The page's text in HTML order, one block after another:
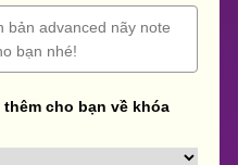
cho bạn về khóa